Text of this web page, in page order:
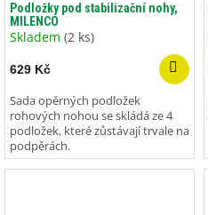
Podložky pod stabilizační nohy,
MILENCO
Skladem (2 ks)
629 Kč
Sada opěrných podložek
rohových nohou se skládá ze 4
podložek, které zůstávají trvale na
podpěrách.